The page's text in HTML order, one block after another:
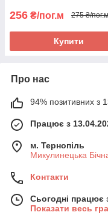
256 ₴/пог.м 275 ₴/пог.м
Купити
Про нас
94% позитивних з
Працює з
м. Тернопіль
Микулинецька
Контакти
Сьогодні працює
Показати весь